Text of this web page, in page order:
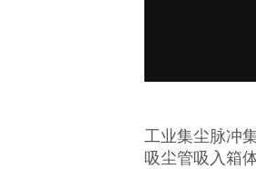
工业集尘脉冲
吸尘管吸入箱